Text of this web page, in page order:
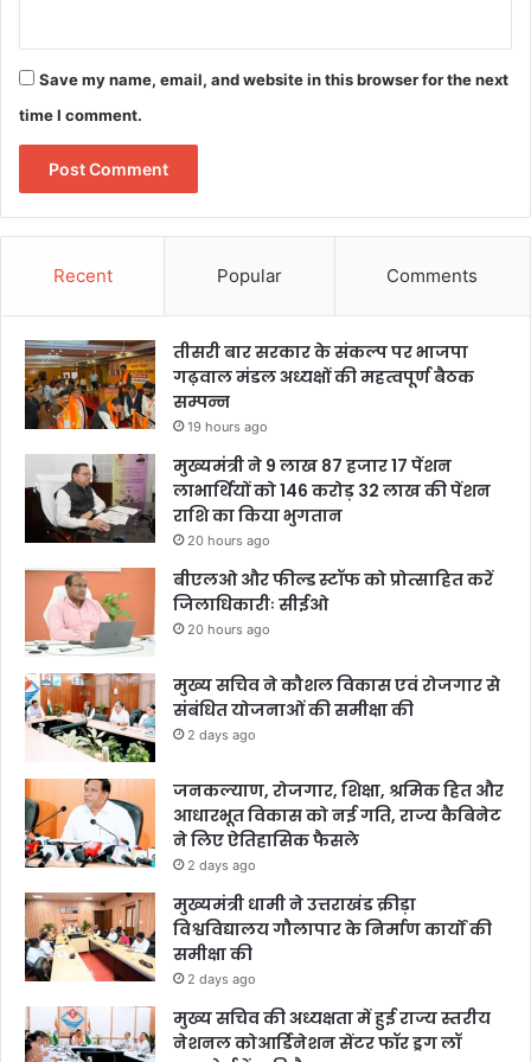
Save my name, email, and website in this browser for the next
time I comment.
Recent Popular Comments
तीसरी बार सरकार के संकल्प पर भाजपा
गढ़वाल मंडल अध्यक्षों की महत्वपूर्ण बैठक
सम्पन्न
19 hours ago
मुख्यमंत्री ने 9 लाख 87 हजार 17 पेंशन
लाभार्थियों को 146 करोड़ 32 लाख की पेंशन
राशि का किया भुगतान
20 hours ago
बीएलओ और फील्ड स्टॉफ को प्रोत्साहित करें
जिलाधिकारीः सीईओ
20 hours ago
मुख्य सचिव ने कौशल विकास एवं रोजगार से
संबंधित योजनाओं की समीक्षा की
2 days ago
जनकल्याण, रोजगार, शिक्षा, श्रमिक हित और
आधारभूत विकास को नई गति, राज्य कैबिनेट
ने लिए ऐतिहासिक फैसले
2 days ago
मुख्यमंत्री धामी ने उत्तराखंड क्रीड़ा
विश्वविद्यालय गौलापार के निर्माण कार्यों की
समीक्षा की
2 days ago
मुख्य सचिव की अध्यक्षता में हुई राज्य स्तरीय
नेशनल कोआर्डिनेशन सेंटर फॉर ड्रग लॉ